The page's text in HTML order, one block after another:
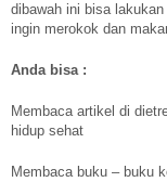
dibawah ini bisa
ingin merokok dan
Anda bisa :
Membaca artikel di
hidup sehat
Membaca buku – buku